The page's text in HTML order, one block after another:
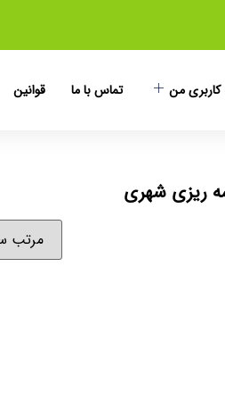
من تماس با ما قوانین
ریزی شهری